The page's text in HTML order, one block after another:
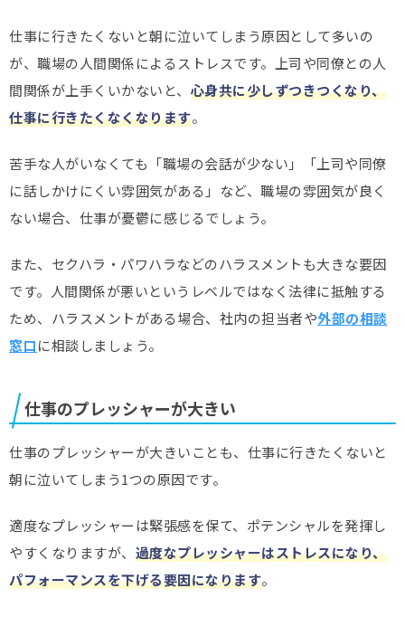
仕事に行きたくないと朝に泣いてしまう原因として多いの
が、職場の人間関係によるストレスです。上司や同僚との人
間関係が上手くいかないと、 心身共に少しずつきつくなり、
仕事に行きたくなくなります。
苦手な人がいなくても「職場の会話が少ない」「上司や同僚
に話しかけにくい雰囲気がある」など、職場の雰囲気が良く
ない場合、仕事が憂鬱に感じるでしょう。
また、セクハラ・パワハラなどのハラスメントも大きな要因
です。人間関係が悪いというレベルではなく法律に抵触する
ため、ハラスメントがある場合、社内の担当者や外部の相談
窓口に相談しましょう。
仕事のプレッシャーが大きい
仕事のプレッシャーが大きいことも、仕事に行きたくないと
朝に泣いてしまう1つの原因です。
適度なプレッシャーは緊張感を保て、ポテンシャルを発揮し
やすくなりますが、 過度なプレッシャーはストレスになり、
パフォーマンスを下げる要因になります。